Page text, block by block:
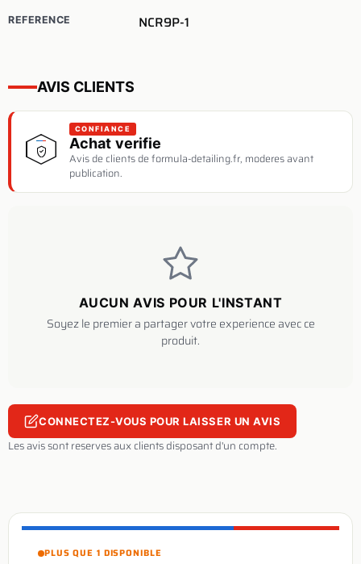
REFERENCE NCR9P-1
AVIS CLIENTS
CONFIANCE
Achat verifie
Avis de clients de formula-detailing.fr, moderes avant
publication.
AUCUN AVIS POUR L'INSTANT
Soyez le premier a partager votre experience avec ce
produit.
CONNECTEZ-VOUS POUR LAISSER UN AVIS
Les avis sont reserves aux clients disposant d'un compte.
PLUS QUE 1 DISPONIBLE